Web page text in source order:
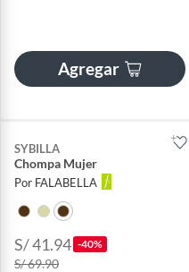
Agregar
SYBILLA
Chompa Mujer
Por FALABELLA
S/ 41.94 -40%
S/ 69.90